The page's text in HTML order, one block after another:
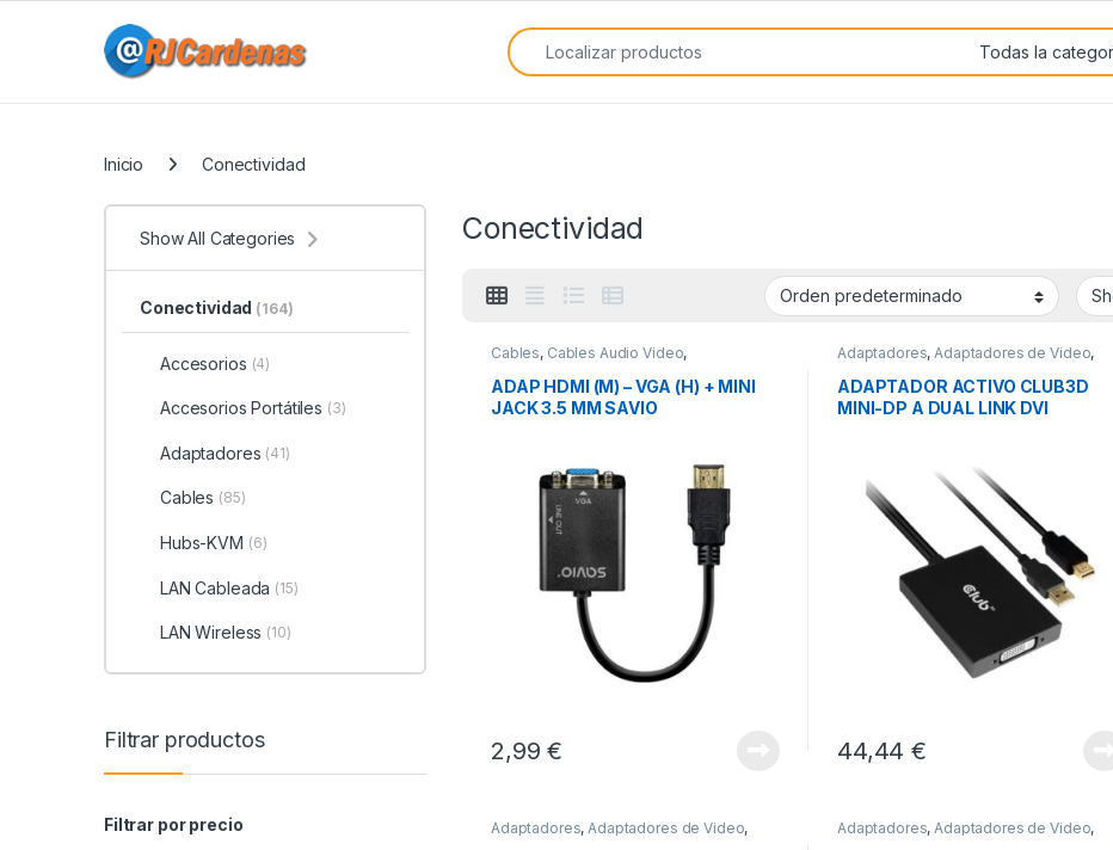
Search for:
Inicio Conectividad
Conectividad
Cables, Cables Audio Video,
ADAP HDMI (M) – VGA (H) + MINI
JACK 3.5 MM SAVIO
2,99€
Adaptadores,Adaptadores de Video,
Conectividad
ADAPTADOR ACTIVO CLUB3D
MINI-DP A DUAL LINK DVI
44,44€
Adaptadores, Adaptadores de Video,
Adaptadores, Adaptadores de Video,
Show All Categories
Conectividad (164)
Accesorios (4)
Accesorios Portátiles (3)
Adaptadores (41)
Cables (85)
Hubs-KVM (6)
LAN Cableada (15)
LAN Wireless (10)
Filtrar productos
Filtrar por precio